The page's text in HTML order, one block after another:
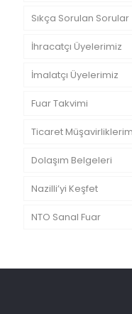
Sıkça Sorulan Sorular
İhracatçı Üyelerimiz
İmalatçı Üyelerimiz
Fuar Takvimi
Ticaret
Dolaşım Belgeleri
Nazilli’yi Keşfet
NTO Sanal Fuar